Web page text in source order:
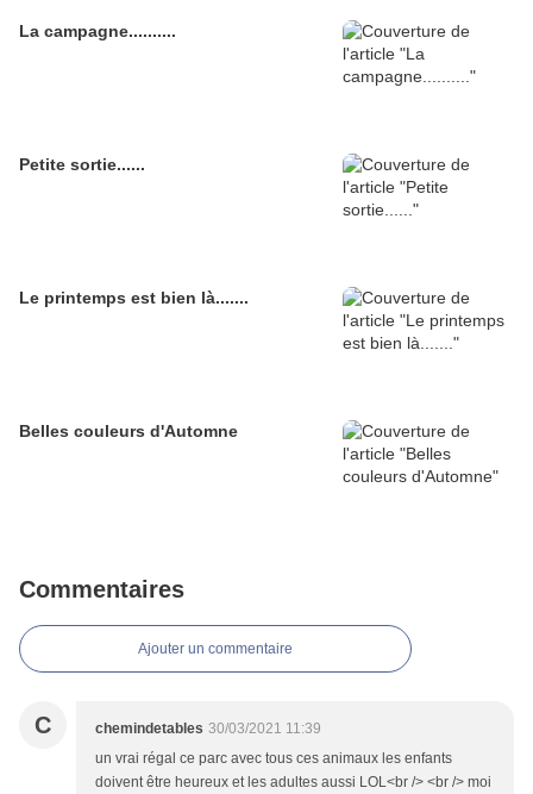
La campagne..........
Petite sortie......
Le printemps est bien là.......
Belles couleurs d'Automne
Commentaires
Ajouter un commentaire
C chemindetables 30/03/2021 11:39
un vrai régal ce parc avec tous ces animaux les enfants
doivent être heureux et les adultes aussi LOL<br /> <br /> moi